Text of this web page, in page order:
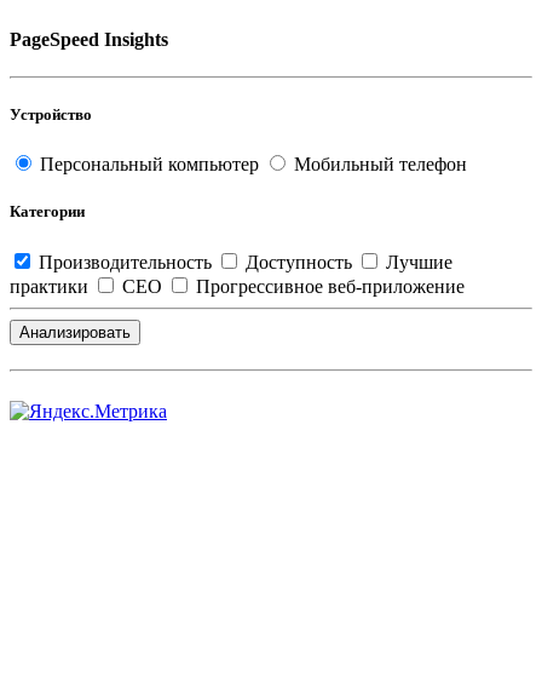
PageSpeed Insights
Устройство
Персональный компьютер Мобильный телефон
Категории
Производительность Доступность
Лучшие
практики
СЕО Прогрессивное веб-приложение
Анализировать